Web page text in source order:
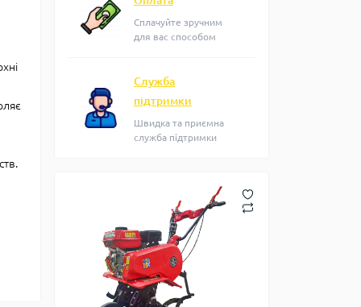
Сплачуйте зручним
для вас способом
Служба
підтримки
Швидка та приємна
служба підтримки